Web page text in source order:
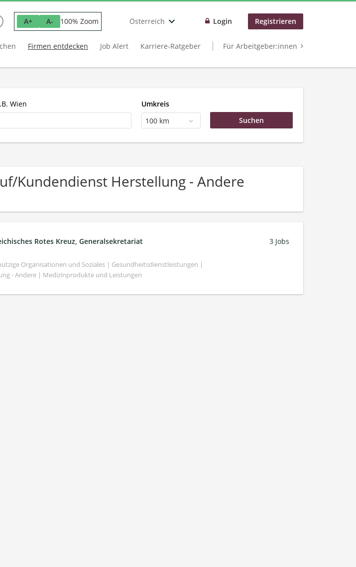
A+ A- 100% Zoom Österreich Login Registrieren
Firmen entdecken Job Alert Karriere-Ratgeber Für Arbeitgeber:innen
Wien
Umkreis
100 km
Kundendienst Herstellung - Andere
Rotes Kreuz, Generalsekretariat
Organisationen und Soziales | Gesundheitsdienstleistungen |
- Andere | Medizinprodukte und Leistungen
3 Jobs